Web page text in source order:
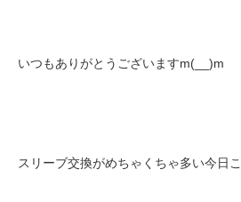
いつもありがとうございますm(__)m
スリーブ交換がめちゃくちゃ多い今日